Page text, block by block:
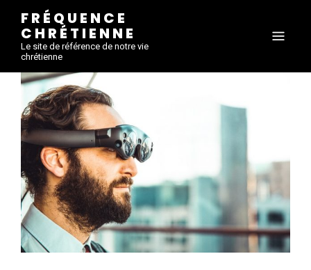
FRÉQUENCE
CHRÉTIENNE
Le site de référence de notre vie
chrétienne